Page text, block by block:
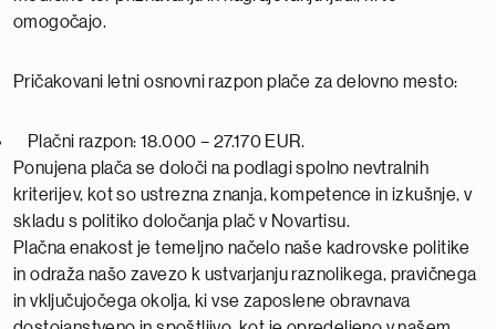
omogočajo.
Pričakovani letni osnovni razpon plače za delovno mesto:
Plačni razpon: 18.000 – 27.170 EUR.
Ponujena plača se določi na podlagi spolno nevtralnih
kriterijev, kot so ustrezna znanja, kompetence in izkušnje, v
skladu s politiko določanja plač v Novartisu.
Plačna enakost je temeljno načelo naše kadrovske politike
in odraža našo zavezo k ustvarjanju raznolikega, pravičnega
in vključujočega okolja, ki vse zaposlene obravnava